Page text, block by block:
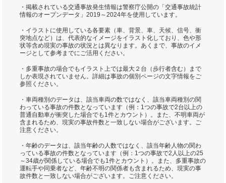
・掲載されている交通事故発生情報は警察庁公開の「交通事故統計
情報のオープンデータ」2019～2024年を使用しています。
・イラストに使用している各要素（車、背景、車、天候、信号、衝
突地点など）は、代表的なイメージをイラスト化しており、色や形
状等含め現実の事故の状況とは異なります。あくまで、事故のイメ
ージとして参考までにご活用ください。
・多重事故の場合でもイラスト上では最大２台（歩行者含む）まで
しか表現されていません。詳細は事故の個別ページの文字情報をご
参照ください。
・車両種別のデータは、該当車両の数ではなく、該当車両種別の関
わっている事故の件数となっています（例：1つの事故で2台以上の
普通自動車が衝突した場合でも1件とカウント）。また、不明車両が
含まれるため、現実の事故件数と一致しない場合がございます。ご
注意ください。
・年齢のデータは、該当年齢の人数ではなく、該当年齢人物の関わ
っている事故の件数となっています（例：1つの事故で2人以上の25
～34歳が関係している場合でも1件とカウント）。また、多重事故の
運転手や同乗者など、年齢不明の関係者も含まれるため、現実の事
故件数と一致しない場合がございます。ご注意ください。